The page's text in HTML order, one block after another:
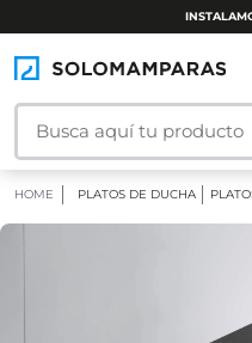
HOME PLATOS DE DUCHA